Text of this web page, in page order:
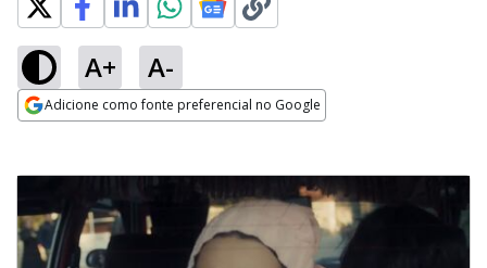
A+ A-
Adicione como fonte preferencial no Google